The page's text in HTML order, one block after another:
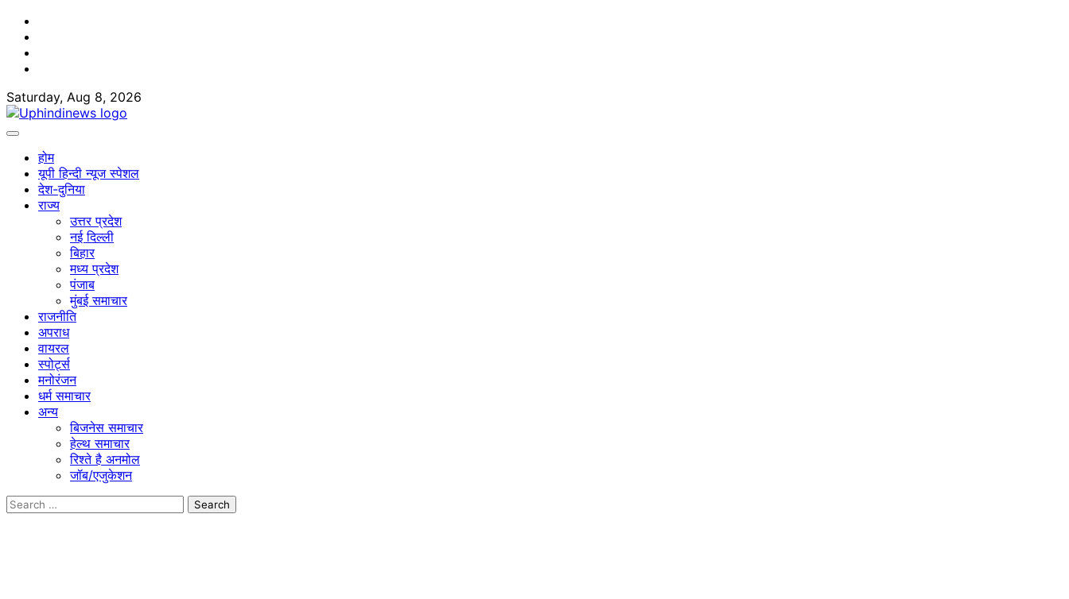
Skip
content
Saturday, Aug 8, 2026
होम
यूपी हिन्दी न्यूज स्पेशल
देश-दुनिया
राज्य
उत्तर प्रदेश
नई दिल्ली
बिहार
मध्य प्रदेश
पंजाब
मुंबई समाचार
राजनीति
अपराध
वायरल
स्पोर्ट्स
मनोरंजन
धर्म समाचार
अन्य
बिजनेस समाचार
हेल्थ समाचार
रिश्ते है अनमोल
जॉब/एजुकेशन
Search